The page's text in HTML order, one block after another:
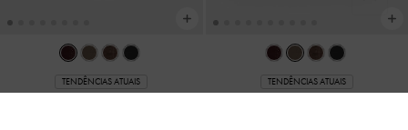
NOVIDADE
Mochila XL Noane-Stone Grey
NOVIDADE
Bolsa Bucket Noane com Bolsos
Laterais-Stone Grey